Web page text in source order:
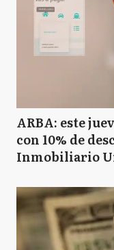
ARBA: este
con 10% de
Inmobiliario